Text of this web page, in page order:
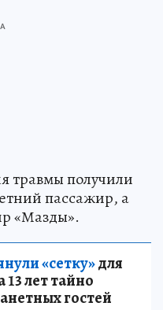
травмы получили
пассажир, а
«Мазды».
«сетку»для
лет тайно
гостей